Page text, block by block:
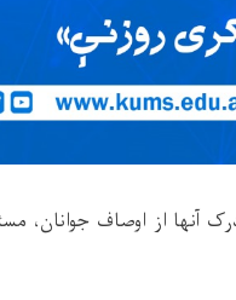
آنها از اوصاف جوانان،